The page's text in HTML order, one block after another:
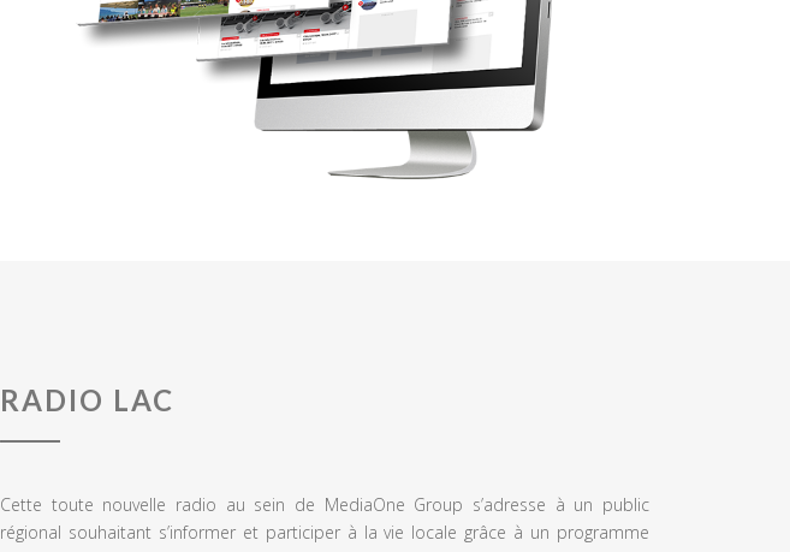
RADIO LAC
Cette toute nouvelle radio au sein de MediaOne Group s’adresse à un public
régional souhaitant s’informer et participer à la vie locale grâce à un programme